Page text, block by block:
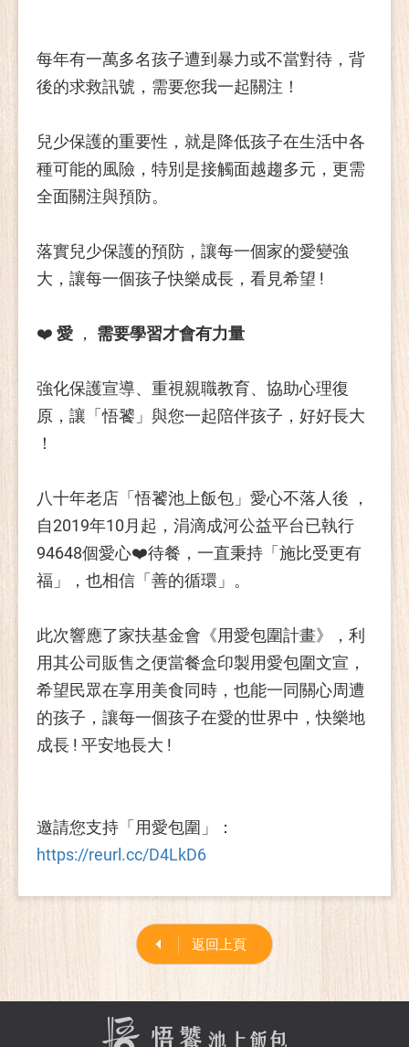
每年有一萬多名孩子遭到暴力或不當對待，背
後的求救訊號，需要您我一起關注！
兒少保護的重要性，就是降低孩子在生活中各
種可能的風險，特別是接觸面越趨多元，更需
全面關注與預防。
落實兒少保護的預防，讓每一個家的愛變強
大，讓每一個孩子快樂成長，看見希望 !
❤️愛 ， 需要學習才會有力量
強化保護宣導、重視親職教育、協助心理復
原，讓「悟饕」與您一起陪伴孩子，好好長大
！
八十年老店「悟饕池上飯包」愛心不落人後 ，
自2019年10月起，涓滴成河公益平台已執行
94648個愛心❤️待餐，一直秉持「施比受更有
福」，也相信「善的循環」。
此次響應了家扶基金會《用愛包圍計畫》，利
用其公司販售之便當餐盒印製用愛包圍文宣，
希望民眾在享用美食同時，也能一同關心周遭
的孩子，讓每一個孩子在愛的世界中，快樂地
成長 ! 平安地長大 !
邀請您支持「用愛包圍」：
https://reurl.cc/D4LkD6
返回上頁